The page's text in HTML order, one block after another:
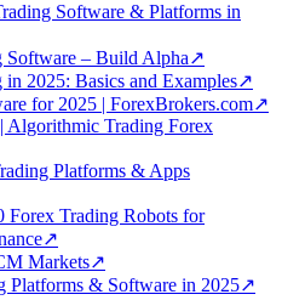
Software & Platforms in
– Build Alpha↗
2025: Basics and Examples↗
for 2025 | ForexBrokers.com↗
Algorithmic Trading Forex
Platforms & Apps
Forex Trading Robots for
↗
Markets↗
Platforms & Software in 2025↗